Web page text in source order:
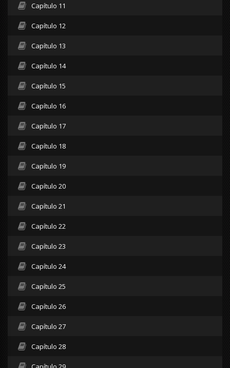
Capítulo 11
Capítulo 12
Capítulo 13
Capítulo 14
Capítulo 15
Capítulo 16
Capítulo 17
Capítulo 18
Capítulo 19
Capítulo 20
Capítulo 21
Capítulo 22
Capítulo 23
Capítulo 24
Capítulo 25
Capítulo 26
Capítulo 27
Capítulo 28